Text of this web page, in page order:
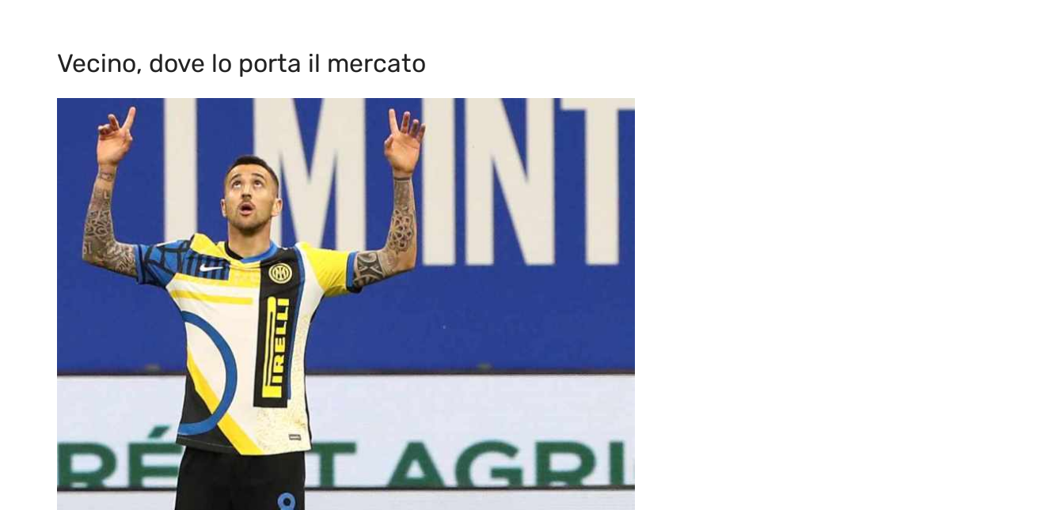
Vecino, dove lo porta il mercato